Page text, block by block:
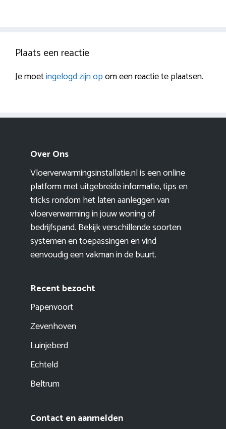
Plaats een reactie
Je moetingelogd zijn opom een reactie te plaatsen.
Over Ons
Vloerverwarmingsinstallatie.nl is een online
platform met uitgebreide informatie, tips en
tricks rondom het laten aanleggen van
vloerverwarming in jouw woning of
bedrijfspand. Bekijk verschillende soorten
systemen en toepassingen en vind
eenvoudig een vakman in de buurt.
Recent bezocht
Papenvoort
Zevenhoven
Luinjeberd
Echteld
Beltrum
Contact en aanmelden